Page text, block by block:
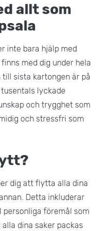
allt som
inte bara hjälp med
med dig under hela
sista kartongen är på
lyckade
och trygghet som
och stressfri som
dig att flytta alla dina
Detta inkluderar
föremål som
dina saker packas